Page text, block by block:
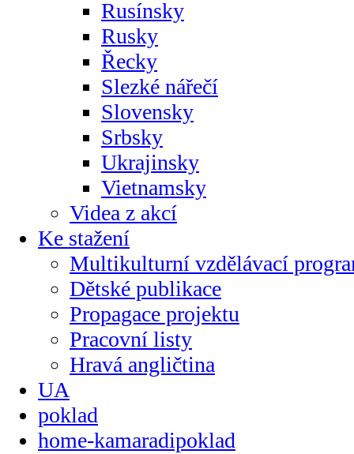
Rusínsky
Rusky
Řecky
Slezké nářečí
Slovensky
Srbsky
Ukrajinsky
Vietnamsky
Videa z akcí
Ke stažení
Multikulturní vzdělávací
Dětské publikace
Propagace projektu
Pracovní listy
Hravá angličtina
UA
poklad
home-kamaradipoklad